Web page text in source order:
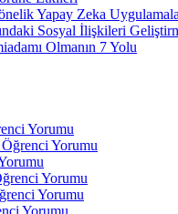
Yapay Zeka
Sosyal İlişkileri
Olmanın 7 Yolu
Yorumu
Yorumu
Yorumu
Yorumu
Yorumu